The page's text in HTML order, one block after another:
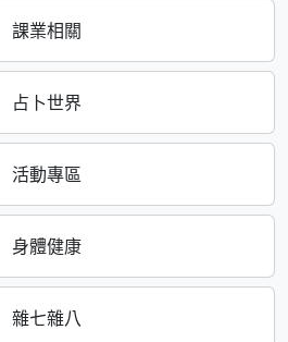
課業相關
占卜世界
活動專區
身體健康
雜七雜八